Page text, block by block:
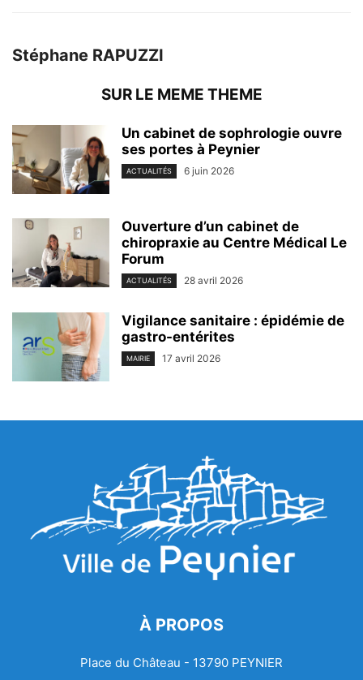
Stéphane RAPUZZI
SUR LE MEME THEME
Un cabinet de sophrologie ouvre
ses portes à Peynier
ACTUALITÉS 6 juin 2026
Ouverture d’un cabinet de
chiropraxie au Centre Médical Le
Forum
ACTUALITÉS 28 avril 2026
Vigilance sanitaire : épidémie de
gastro-entérites
MAIRIE 17 avril 2026
À PROPOS
Place du Château - 13790 PEYNIER